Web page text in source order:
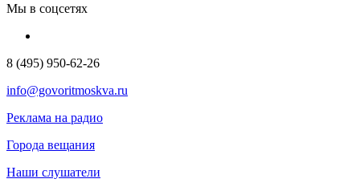
Мы в соцсетях
8 (495) 950-62-26
info@govoritmoskva.ru
Реклама на радио
Города вещания
Наши слушатели